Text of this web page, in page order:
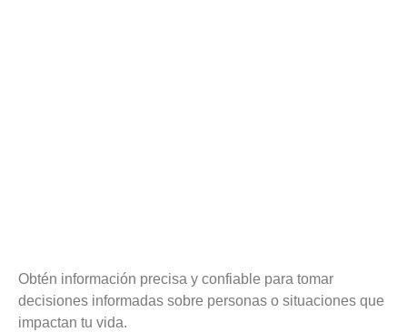
Obtén información precisa y confiable para tomar
decisiones informadas sobre personas o situaciones que
impactan tu vida.